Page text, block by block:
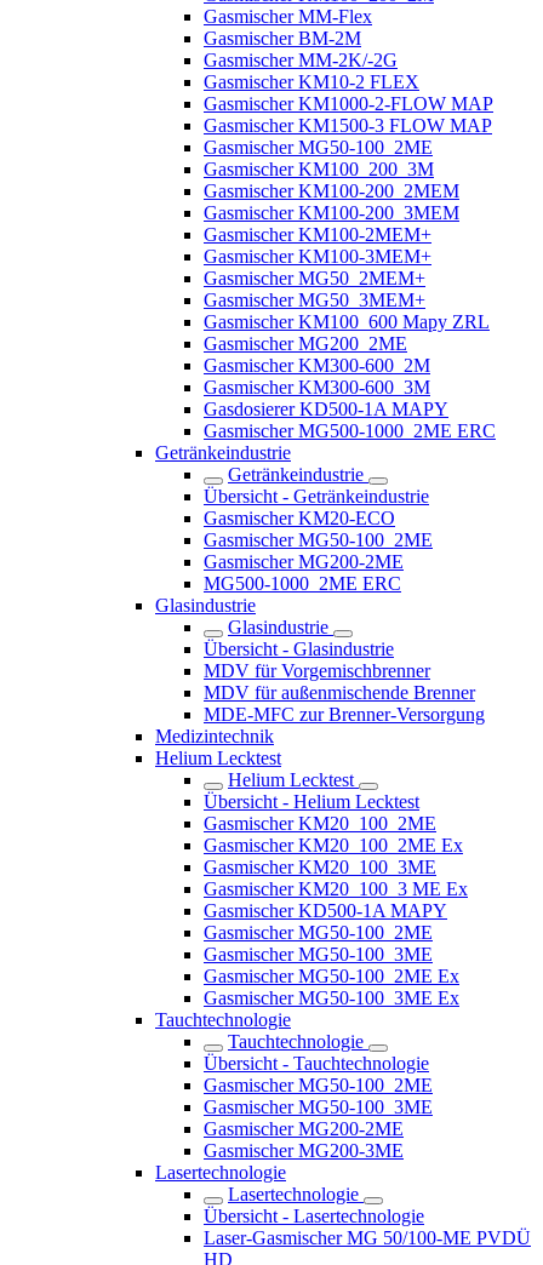
Gasmischer MM-Flex
Gasmischer BM-2M
Gasmischer MM-2K/-2G
Gasmischer KM10-2 FLEX
Gasmischer KM1000-2-FLOW MAP
Gasmischer KM1500-3 FLOW MAP
Gasmischer MG50-100_2ME
Gasmischer KM100_200_3M
Gasmischer KM100-200_2MEM
Gasmischer KM100-200_3MEM
Gasmischer KM100-2MEM+
Gasmischer KM100-3MEM+
Gasmischer MG50_2MEM+
Gasmischer MG50_3MEM+
Gasmischer KM100_600 Mapy ZRL
Gasmischer MG200_2ME
Gasmischer KM300-600_2M
Gasmischer KM300-600_3M
Gasdosierer KD500-1A MAPY
Gasmischer MG500-1000_2ME ERC
Getränkeindustrie
Getränkeindustrie
Übersicht - Getränkeindustrie
Gasmischer KM20-ECO
Gasmischer MG50-100_2ME
Gasmischer MG200-2ME
MG500-1000_2ME ERC
Glasindustrie
Glasindustrie
Übersicht - Glasindustrie
MDV für Vorgemischbrenner
MDV für außenmischende Brenner
MDE-MFC zur Brenner-Versorgung
Medizintechnik
Helium Lecktest
Helium Lecktest
Übersicht - Helium Lecktest
Gasmischer KM20_100_2ME
Gasmischer KM20_100_2ME Ex
Gasmischer KM20_100_3ME
Gasmischer KM20_100_3 ME Ex
Gasmischer KD500-1A MAPY
Gasmischer MG50-100_2ME
Gasmischer MG50-100_3ME
Gasmischer MG50-100_2ME Ex
Gasmischer MG50-100_3ME Ex
Tauchtechnologie
Tauchtechnologie
Übersicht - Tauchtechnologie
Gasmischer MG50-100_2ME
Gasmischer MG50-100_3ME
Gasmischer MG200-2ME
Gasmischer MG200-3ME
Lasertechnologie
Lasertechnologie
Übersicht - Lasertechnologie
Laser-Gasmischer MG 50/100-ME PVDÜ
HD